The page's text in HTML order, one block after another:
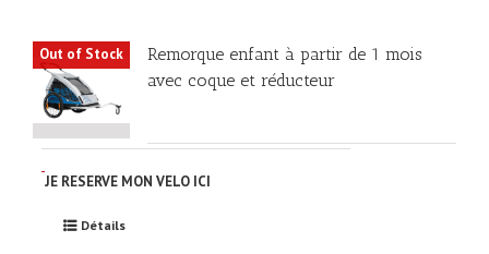
Out of Stock
Remorque enfant à partir de 1 mois
avec coque et réducteur
JE RESERVE MON VELO ICI
Détails